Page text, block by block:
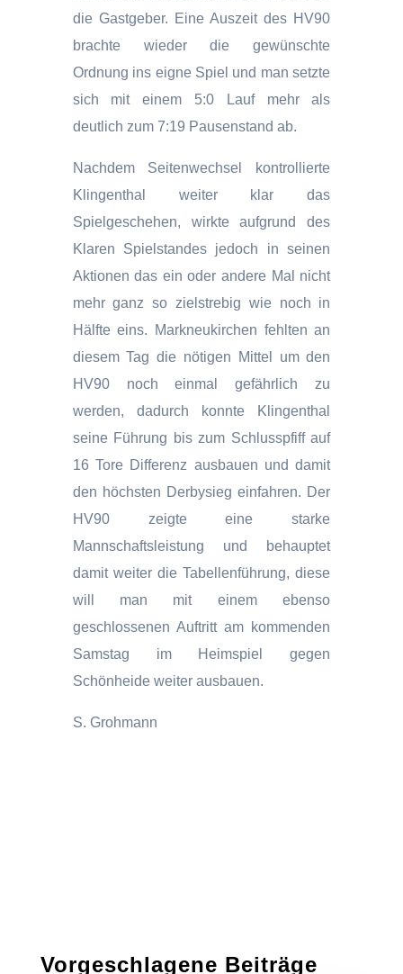
die Gastgeber. Eine Auszeit des HV90
brachte wieder die gewünschte
Ordnung ins eigne Spiel und man setzte
sich mit einem 5:0 Lauf mehr als
deutlich zum 7:19 Pausenstand ab.
Nachdem Seitenwechsel kontrollierte
Klingenthal weiter klar das
Spielgeschehen, wirkte aufgrund des
Klaren Spielstandes jedoch in seinen
Aktionen das ein oder andere Mal nicht
mehr ganz so zielstrebig wie noch in
Hälfte eins. Markneukirchen fehlten an
diesem Tag die nötigen Mittel um den
HV90 noch einmal gefährlich zu
werden, dadurch konnte Klingenthal
seine Führung bis zum Schlusspfiff auf
16 Tore Differenz ausbauen und damit
den höchsten Derbysieg einfahren. Der
HV90 zeigte eine starke
Mannschaftsleistung und behauptet
damit weiter die Tabellenführung, diese
will man mit einem ebenso
geschlossenen Auftritt am kommenden
Samstag im Heimspiel gegen
Schönheide weiter ausbauen.
S. Grohmann
Vorgeschlagene Beiträge